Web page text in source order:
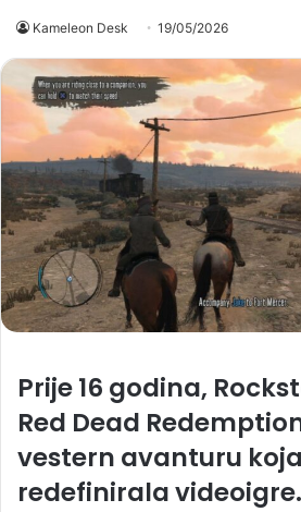
Kameleon Desk 19/05/2026
Prije 16 godina,
Red Dead
vestern avanturu
redefinirala videoigre.